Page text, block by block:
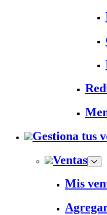
Gestiona tus
Ventas
Mis